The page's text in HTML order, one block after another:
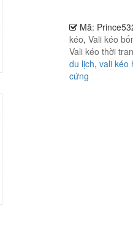
Mã:
kéo, Vali kéo
Vali kéo thời
du lịch, vali kéo
cứng